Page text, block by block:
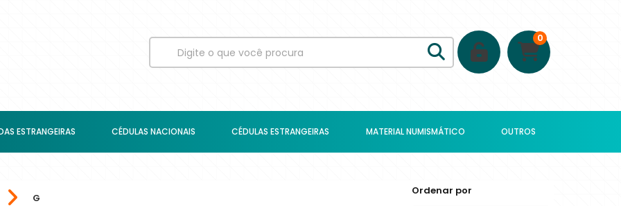
0
ESTRANGEIRAS CÉDULAS NACIONAIS CÉDULAS ESTRANGEIRAS MATERIAL NUMISMÁTICO OUTROS
G
Ordenar por